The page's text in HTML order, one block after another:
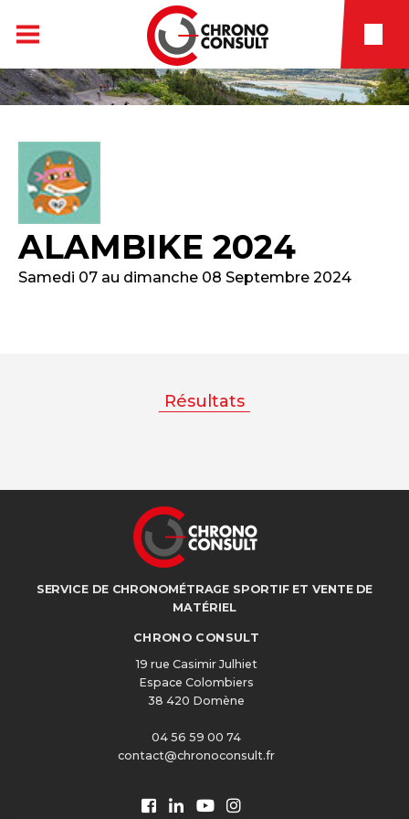
ALAMBIKE 2024
Samedi 07 au dimanche 08 Septembre 2024
Résultats
SERVICE DE CHRONOMÉTRAGE SPORTIF ET VENTE DE
MATÉRIEL
CHRONO CONSULT
19 rue Casimir Julhiet
Espace Colombiers
38 420 Domène
04 56 59 00 74
contact@chronoconsult.fr